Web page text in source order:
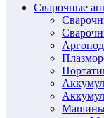
Сварочные
Машины